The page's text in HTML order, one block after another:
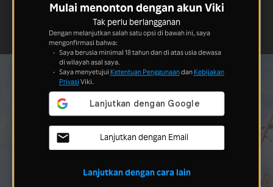
Mulai menonton dengan akun Viki
Tak perlu berlangganan
Dengan melanjutkan salah satu opsi di bawah ini, saya
mengonfirmasi bahwa:
Saya berusia minimal 18 tahun dan di atas usia dewasa
di wilayah asal saya.
Saya menyetujui Ketentuan Penggunaandan Kebijakan
Privasi Viki.
Lanjutkan dengan Email
Lanjutkan dengan cara lain